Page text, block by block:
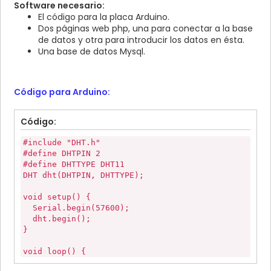
Software necesario:
El código para la placa Arduino.
Dos páginas web php, una para conectar a la base
de datos y otra para introducir los datos en ésta.
Una base de datos Mysql.
Código para Arduino:
Código:
#include "DHT.h"
#define DHTPIN 2
#define DHTTYPE DHT11
DHT dht(DHTPIN, DHTTYPE);
void setup() {
Serial.begin(57600);
dht.begin();
}
void loop() {
boolean has_request = false;